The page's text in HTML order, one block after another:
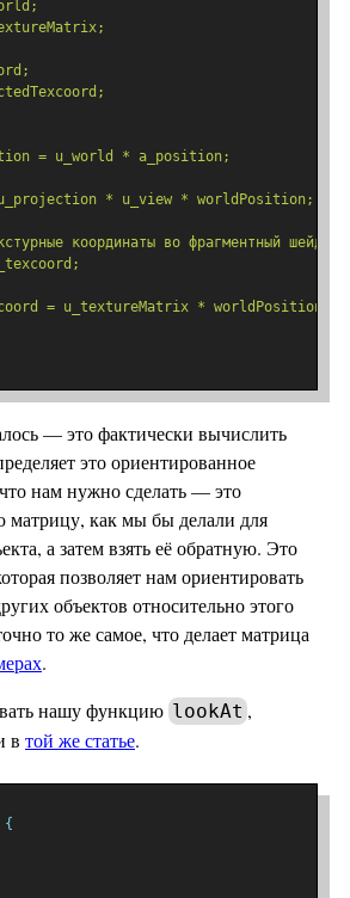
= u_world * a_position;
* u_view * worldPosition;
координаты во фрагментный шейдер.
= u_textureMatrix * worldPosition;
— это фактически вычислить
это ориентированное
нам нужно сделать — это
матрицу, как мы бы делали для
а затем взять её обратную. Это
позволяет нам ориентировать
объектов относительно этого
то же самое, что делает матрица
.
нашу функцию lookAt ,
в той же статье.
{